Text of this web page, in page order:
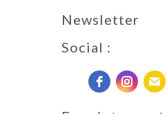
Newsletter
Social :